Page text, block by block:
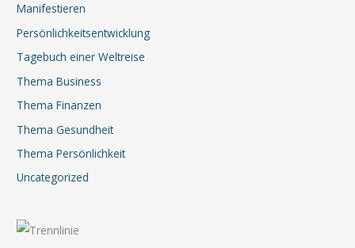
Manifestieren
Persönlichkeitsentwicklung
Tagebuch einer Weltreise
Thema Business
Thema Finanzen
Thema Gesundheit
Thema Persönlichkeit
Uncategorized